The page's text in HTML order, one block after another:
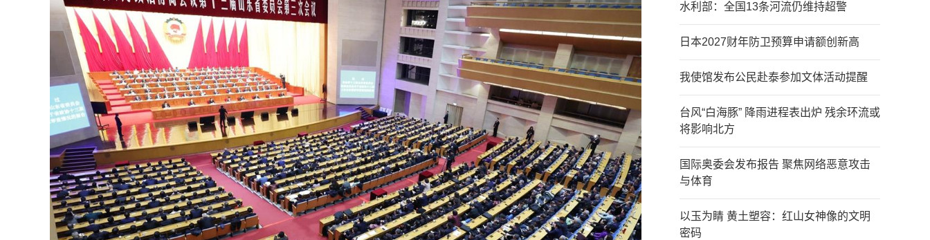
水利部：全国13条河流仍维持超警
日本2027财年防卫预算申请额创新高
我使馆发布公民赴泰参加文体活动提醒
台风“白海豚” 降雨进程表出炉 残余环流或
将影响北方
国际奥委会发布报告 聚焦网络恶意攻击
与体育
以玉为睛 黄土塑容：红山女神像的文明
密码